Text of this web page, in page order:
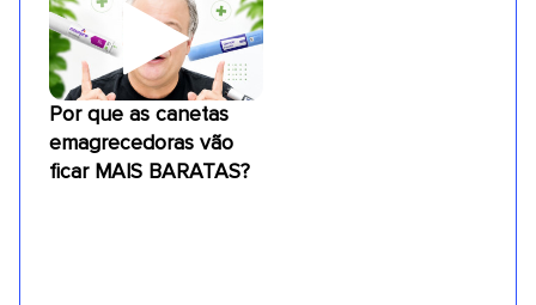
Por que as canetas
emagrecedoras vão
ficar MAIS BARATAS?